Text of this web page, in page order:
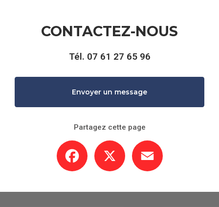
CONTACTEZ-NOUS
Tél. 07 61 27 65 96
Envoyer un message
Partagez cette page
Facebook